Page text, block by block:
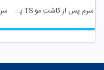
سرم پس از کاشت مو TS پریم